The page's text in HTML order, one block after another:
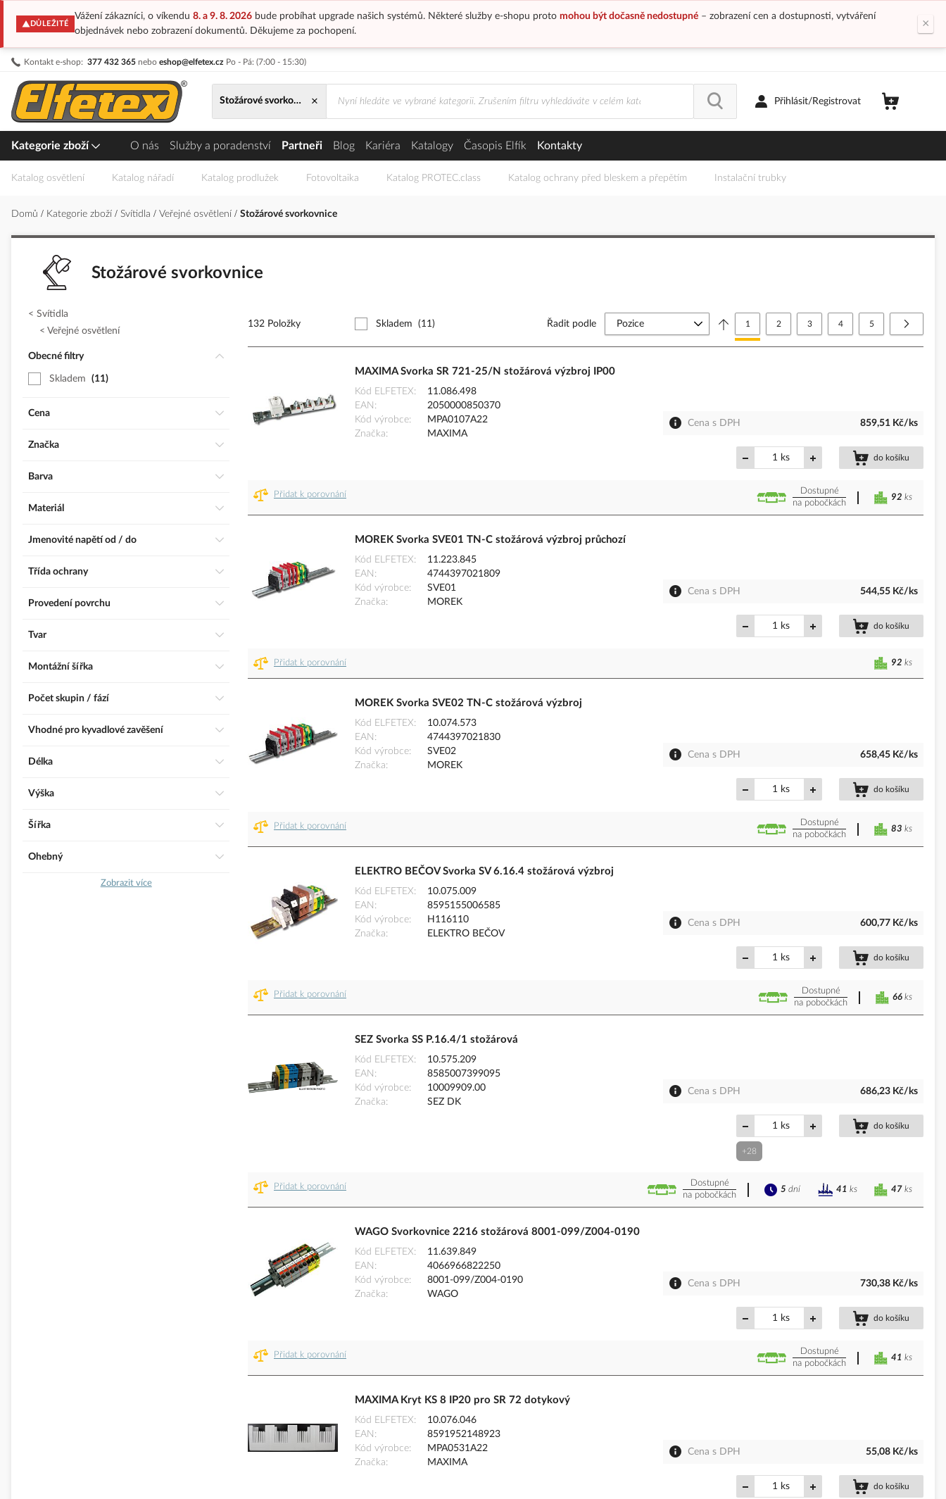
DŮLEŽITÉ
Vážení zákazníci, o víkendu 8. a 9. 8. 2026bude probíhat upgrade našich systémů. Některé služby e-shopu proto mohou být dočasně nedostupné– zobrazení cen a dostupnosti, vytváření
objednávek nebo zobrazení dokumentů. Děkujeme za pochopení.
×
Kontakt e-shop: 377 432 365 nebo eshop@elfetex.cz Po - Pá: (7:00 - 15:30)
Přejít
obsah
Stožárové svorkovnice
× Přihlásit/Registrovat
Kategorie zboží O nás Služby a poradenství Partneři Blog Kariéra Katalogy Časopis Elfík Kontakty
Katalog osvětlení Katalog nářadí Katalog prodlužek Fotovoltaika Katalog PROTEC.class Katalog ochrany před bleskem a přepětím Instalační trubky
Domů Kategorie zboží Svítidla Veřejné osvětlení Stožárové svorkovnice
Stožárové svorkovnice
132 Položky Skladem (11) Stránka
Právě si prohlížíte stránku
1 Stránka
2 Stránka
3 Stránka
4 Stránka
5
Řadit podle
MAXIMA Svorka SR 721-25/N stožárová výzbroj IP00
Kód ELFETEX
11.086.498
EAN
2050000850370
Kód výrobce
MPA0107A22
Značka
MAXIMA
Cena s DPH 859,51 Kč/ks
ks do košíku
Přidat k porovnání
Dostupné
na pobočkách
92 ks
MOREK Svorka SVE01 TN-C stožárová výzbroj průchozí
Kód ELFETEX
11.223.845
EAN
4744397021809
Kód výrobce
SVE01
Značka
MOREK
Cena s DPH 544,55 Kč/ks
ks do košíku
Přidat k porovnání 92 ks
MOREK Svorka SVE02 TN-C stožárová výzbroj
Kód ELFETEX
10.074.573
EAN
4744397021830
Kód výrobce
SVE02
Značka
MOREK
Cena s DPH 658,45 Kč/ks
ks do košíku
Přidat k porovnání
Dostupné
na pobočkách
83 ks
ELEKTRO BEČOV Svorka SV 6.16.4 stožárová výzbroj
Kód ELFETEX
10.075.009
EAN
8595155006585
Kód výrobce
H116110
Značka
ELEKTRO BEČOV
Cena s DPH 600,77 Kč/ks
ks do košíku
Přidat k porovnání
Dostupné
na pobočkách
66 ks
SEZ Svorka SS P.16.4/1 stožárová
Kód ELFETEX
10.575.209
EAN
8585007399095
Kód výrobce
10009909.00
Značka
SEZ DK
Cena s DPH 686,23 Kč/ks
ks do košíku
+28
Přidat k porovnání
Dostupné
na pobočkách
47 ks
5 dní 41 ks
WAGO Svorkovnice 2216 stožárová 8001-099/Z004-0190
Kód ELFETEX
11.639.849
EAN
4066966822250
Kód výrobce
8001-099/Z004-0190
Značka
WAGO
Cena s DPH 730,38 Kč/ks
ks do košíku
Přidat k porovnání
Dostupné
na pobočkách
41 ks
MAXIMA Kryt KS 8 IP20 pro SR 72 dotykový
Kód ELFETEX
10.076.046
EAN
8591952148923
Kód výrobce
MPA0531A22
Značka
MAXIMA
Cena s DPH 55,08 Kč/ks
ks do košíku
Svítidla
Veřejné osvětlení
Obecné filtry
Skladem 11
Cena
Značka
Barva
Materiál
Jmenovité napětí od / do
třída ochrany
Provedení povrchu
Tvar
Montážní šířka
Počet skupin / fází
Vhodné pro kyvadlové zavěšení
Délka
Výška
Šířka
Ohebný
Zobrazit více